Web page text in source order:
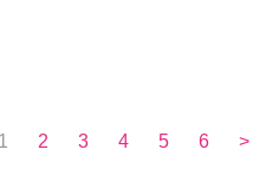
1 2 3 4 5 6 >